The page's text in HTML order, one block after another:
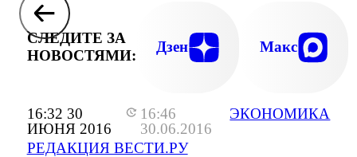
16:32 30
ИЮНЯ 2016
16:46
30.06.2016
РЕДАКЦИЯ ВЕСТИ.РУ
ЭКОНОМИКА
СЛЕДИТЕ ЗА
НОВОСТЯМИ:
Дзен Макс